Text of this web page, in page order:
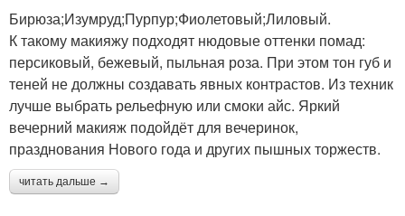
Бирюза;Изумруд;Пурпур;Фиолетовый;Лиловый.
К такому макияжу подходят нюдовые оттенки помад:
персиковый, бежевый, пыльная роза. При этом тон губ и
теней не должны создавать явных контрастов. Из техник
лучше выбрать рельефную или смоки айс. Яркий
вечерний макияж подойдёт для вечеринок,
празднования Нового года и других пышных торжеств.
читать дальше →